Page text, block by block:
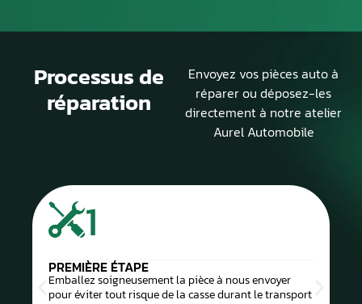
Processus de
réparation
Envoyez vos pièces auto à
réparer ou déposez-les
directement à notre atelier
Aurel Automobile
1
PREMIÈRE ÉTAPE
Emballez soigneusement la pièce à nous envoyer
pour éviter tout risque de la casse durant le transport